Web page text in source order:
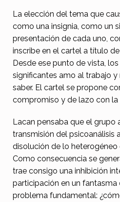
c
u
e
l
a
La elección del tema que
como una insignia, como un
presentación de cada uno,
inscribe en el cartel a título
Desde ese punto de vista,
significantes amo al trabajo
saber. El cartel se propone
compromiso y de lazo con la
Lacan pensaba que el grupo
transmisión del psicoanálisis
disolución de lo heterogéneo
Como consecuencia se
trae consigo una inhibición
participación en un
problema fundamental: